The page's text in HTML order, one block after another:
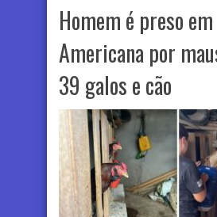
Homem é preso em
Americana por
39 galos e cão